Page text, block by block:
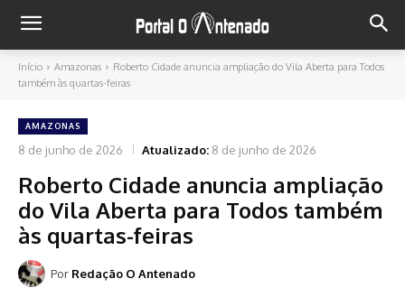
Início Amazonas
Roberto Cidade anuncia ampliação do Vila Aberta para Todos
também às quartas-feiras
AMAZONAS
8 de junho de 2026 Atualizado: 8 de junho de 2026
Roberto Cidade anuncia ampliação
do Vila Aberta para Todos também
às quartas-feiras
Por Redação O Antenado